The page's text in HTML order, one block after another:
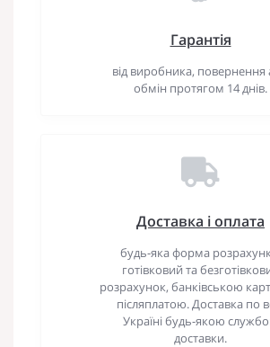
Гарантія
від виробника, повернення
обмін протягом 14 днів.
Доставка і оплата
будь-яка форма
готівковий та
розрахунок, банківською
післяплатою. Доставка по
Україні будь-якою
доставки.